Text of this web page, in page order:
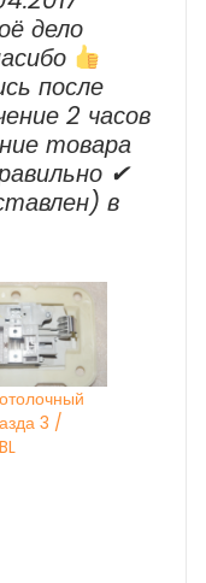
дело
после
2 часов
товара
✔
в
3 /